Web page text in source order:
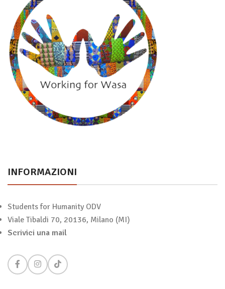
INFORMAZIONI
Students for Humanity ODV
Viale Tibaldi 70, 20136, Milano (MI)
Scrivici una mail